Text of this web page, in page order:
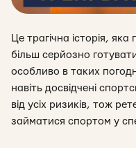
Це трагічна історія,
більш серйозно
особливо в таких
навіть досвідчені
від усіх ризиків, тож
займатися спортом у